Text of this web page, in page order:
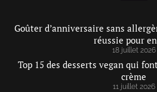
Goûter d’anniversaire sans
réussie pour
18 juillet 2026
Top 15 des desserts vegan qui
crème
11 juillet 2026